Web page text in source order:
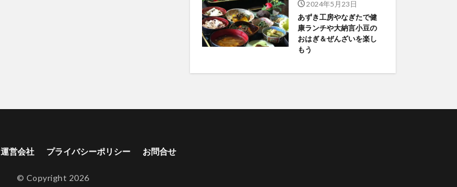
2024年5月23日
あずき工房やなぎたで健
康ランチや大納言小豆の
おはぎ＆ぜんざいを楽し
もう
運営会社 プライバシーポリシー お問合せ
© Copyright 2026